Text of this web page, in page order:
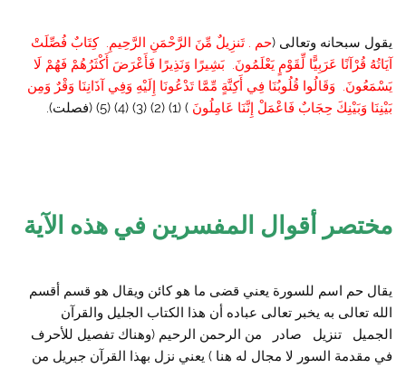
يقول سبحانه وتعالى (حم . تَنزِيلٌ مِّنَ الرَّحْمَنِ الرَّحِيمِ. كِتَابٌ فُصِّلَتْ
آيَاتُهُ قُرْآنًا عَرَبِيًّا لِّقَوْمٍ يَعْلَمُونَ. بَشِيرًا وَنَذِيرًا فَأَعْرَضَ أَكْثَرُهُمْ فَهُمْ لَا
يَسْمَعُونَ. وَقَالُوا قُلُوبُنَا فِي أَكِنَّةٍ مِّمَّا تَدْعُونَا إِلَيْهِ وَفِي آذَانِنَا وَقْرٌ وَمِن
بَيْنِنَا وَبَيْنِكَ حِجَابٌ فَاعْمَلْ إِنَّنَا عَامِلُونَ ) (1) (2) (3) (4) (5) (فصلت).
مختصر أقوال المفسرين في هذه الآية
يقال حم اسم للسورة يعني قضى ما هو كائن ويقال هو قسم أقسم
الله تعالى به يخبر تعالى عباده أن هذا الكتاب الجليل والقرآن
الجميل تنزيل صادر من الرحمن الرحيم (وهناك تفصيل للأحرف
في مقدمة السور لا مجال له هنا ) يعني نزل بهذا القرآن جبريل من